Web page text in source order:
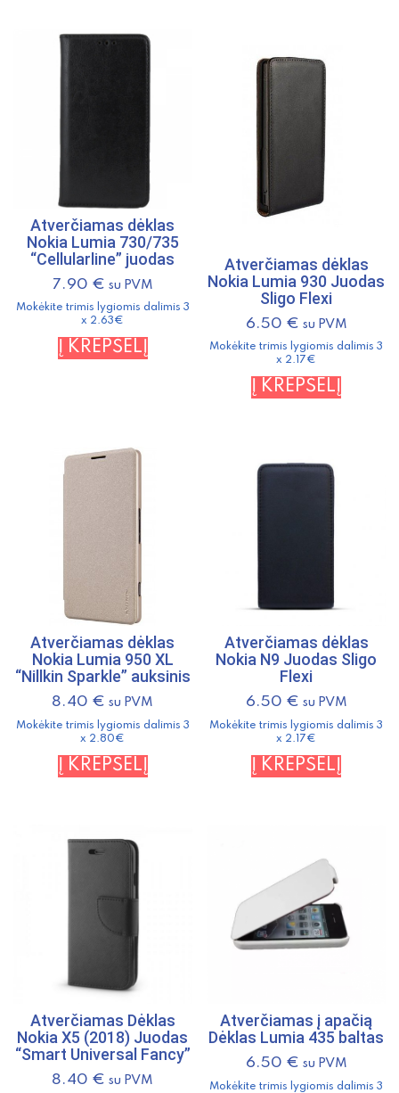
Atverčiamas dėklas
Nokia Lumia 730/735
“Cellularline” juodas
7.90 € su PVM
Mokėkite trimis lygiomis dalimis 3
x 2.63€
Į KREPŠELĮ
Atverčiamas dėklas
Nokia Lumia 930 Juodas
Sligo Flexi
6.50 € su PVM
Mokėkite trimis lygiomis dalimis 3
x 2.17€
Į KREPŠELĮ
Atverčiamas dėklas
Nokia Lumia 950 XL
“Nillkin Sparkle” auksinis
8.40 € su PVM
Mokėkite trimis lygiomis dalimis 3
x 2.80€
Į KREPŠELĮ
Atverčiamas dėklas
Nokia N9 Juodas Sligo
Flexi
6.50 € su PVM
Mokėkite trimis lygiomis dalimis 3
x 2.17€
Į KREPŠELĮ
Atverčiamas Dėklas
Nokia X5 (2018) Juodas
“Smart Universal Fancy”
8.40 € su PVM
Atverčiamas į apačią
Dėklas Lumia 435 baltas
6.50 € su PVM
Mokėkite trimis lygiomis dalimis 3